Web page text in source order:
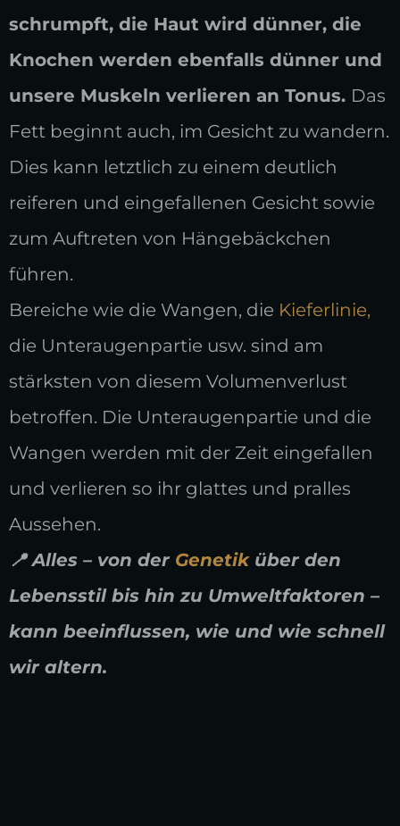
schrumpft, die Haut wird dünner, die
Knochen werden ebenfalls dünner und
unsere Muskeln verlieren an Tonus. Das
Fett beginnt auch, im Gesicht zu wandern.
Dies kann letztlich zu einem deutlich
reiferen und eingefallenen Gesicht sowie
zum Auftreten von Hängebäckchen
führen.
Bereiche wie die Wangen, die Kieferlinie,
die Unteraugenpartie usw. sind am
stärksten von diesem Volumenverlust
betroffen. Die Unteraugenpartie und die
Wangen werden mit der Zeit eingefallen
und verlieren so ihr glattes und pralles
Aussehen.
📍 Alles – von der Genetik über den
Lebensstil bis hin zu Umweltfaktoren –
kann beeinflussen, wie und wie schnell
wir altern.